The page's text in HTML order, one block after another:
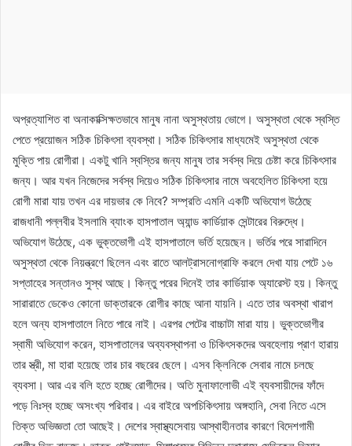
অপ্রত্যাশিত বা অনাকাক্সিক্ষতভাবে মানুষ নানা অসুস্থতায় ভোগে। অসুস্থতা থেকে স্বস্তি
পেতে প্রয়োজন সঠিক চিকিৎসা ব্যবস্থা। সঠিক চিকিৎসার মাধ্যমেই অসুস্থতা থেকে
মুক্তি পায় রোগীরা। একটু খানি স্বস্তির জন্য মানুষ তার সর্বস্ব দিয়ে চেষ্টা করে চিকিৎসার
জন্য। আর যখন নিজেদের সর্বস্ব দিয়েও সঠিক চিকিৎসার নামে অবহেলিত চিকিৎসা হয়ে
রোগী মারা যায় তখন এর দায়ভার কে নিবে? সম্প্রতি এমনি একটি অভিযোগ উঠেছে
রাজধানী পল্লবীর ইসলামি ব্যাংক হাসপাতাল অ্যান্ড কার্ডিয়াক সেন্টারের বিরুদ্ধে।
অভিযোগ উঠেছে, এক ভুক্তভোগী এই হাসপাতালে ভর্তি হয়েছেন। ভর্তির পরে সারাদিনে
অসুস্থতা থেকে নিয়ন্ত্রণে ছিলেন এবং রাতে আলট্রাসনোগ্রাফি করলে দেখা যায় পেটে ১৬
সপ্তাহের সন্তানও সুস্থ আছে। কিন্তু পরের দিনেই তার কার্ডিয়াক অ্যারেস্ট হয়। কিন্তু
সারারাতে ডেকেও কোনো ডাক্তারকে রোগীর কাছে আনা যায়নি। এতে তার অবস্থা খারাপ
হলে অন্য হাসপাতালে নিতে পারে নাই। এরপর পেটের বাচ্চাটা মারা যায়। ভুক্তভোগীর
স্বামী অভিযোগ করেন, হাসপাতালের অব্যবস্থাপনা ও চিকিৎসকদের অবহেলায় প্রাণ হারায়
তার স্ত্রী, মা হারা হয়েছে তার চার বছরের ছেলে। এসব ক্লিনিকে সেবার নামে চলছে
ব্যবসা। আর এর বলি হতে হচ্ছে রোগীদের। অতি মুনাফালোভী এই ব্যবসায়ীদের ফাঁদে
পড়ে নিঃস্ব হচ্ছে অসংখ্য পরিবার। এর বাইরে অপচিকিৎসায় অঙ্গহানি, সেবা নিতে এসে
তিক্ত অভিজ্ঞতা তো আছেই। দেশের স্বাস্থ্যসেবায় আস্থাহীনতার কারণে বিদেশগামী